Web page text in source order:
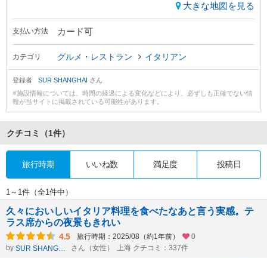
大きな地図を見る
支払い方法 カード可
カテゴリ グルメ・レストラン イタリアン
登録者 SUR SHANGHAI さん
※施設情報については、時間の経過による変化などにより、必ずしも正確でない情
報が当サイトに掲載されている可能性があります。
クチコミ （1件）
旅行時期 いいね数 満足度 投稿日
1～1件（全1件中）
久々においしいイタリア料理を食べたなあと言う実感。テ
ラス席からの夜景もきれい
4.5 旅行時期：2025/08（約1年前）
0
by
SUR SHANGHAI さん（女性） 上海 クチコミ：337件